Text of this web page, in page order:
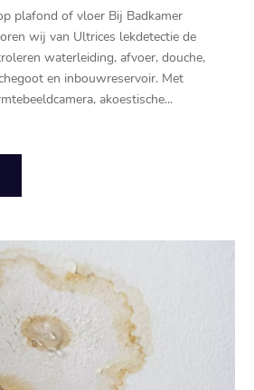
plafond of vloer Bij Badkamer
wij van Ultrices lekdetectie de
waterleiding, afvoer, douche,
en inbouwreservoir.​ Met
akoestische...